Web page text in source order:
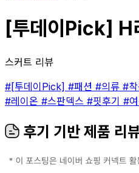
[투데이Pick] H
스커트 리뷰
#[투데이Pick] #패션 #의류 #착
#레이온 #스판덱스 #핏후기 #
후기 기반 제품 리